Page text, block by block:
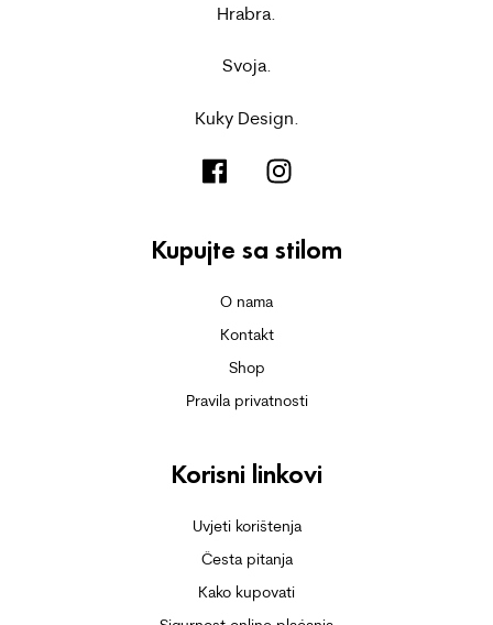
Hrabra.
Svoja.
Kuky Design.
Kupujte sa stilom
O nama
Kontakt
Shop
Pravila privatnosti
Korisni linkovi
Uvjeti korištenja
Česta pitanja
Kako kupovati